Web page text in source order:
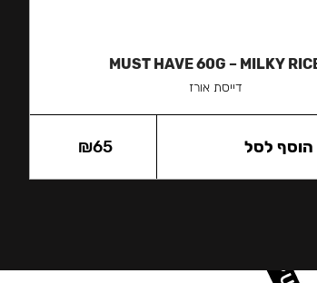
MUST HAVE 60G – MILKY
דייסת אורז
₪65 הוסף לסל